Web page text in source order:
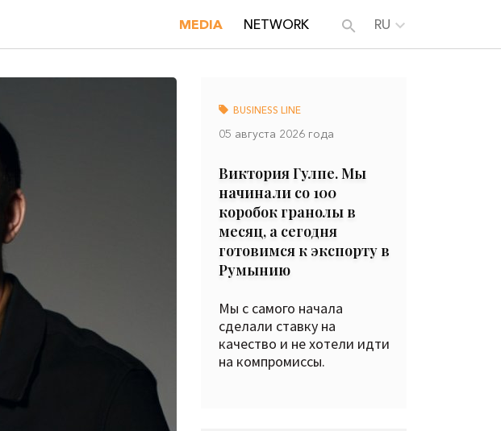
MEDIA NETWORK RU
BUSINESS LINE
05 августа 2026 года
Виктория Гулпе. Мы
начинали со 100
коробок гранолы в
месяц, а сегодня
готовимся к экспорту в
Румынию
Мы с самого начала
сделали ставку на
качество и не хотели идти
на компромиссы.